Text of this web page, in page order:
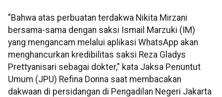
"Bahwa atas perbuatan terdakwa Nikita Mirzani
bersama-sama dengan saksi Ismail Marzuki (IM)
yang mengancam melalui aplikasi WhatsApp akan
menghancurkan kredibilitas saksi Reza Gladys
Prettyanisari sebagai dokter," kata Jaksa Penuntut
Umum (JPU) Refina Donna saat membacakan
dakwaan di persidangan di Pengadilan Negeri Jakarta